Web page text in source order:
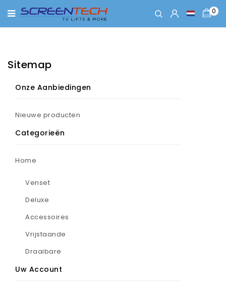
0
Sitemap
Onze Aanbiedingen
Nieuwe producten
Categorieën
Home
Venset
Deluxe
Accessoires
Vrijstaande
Draaibare
Uw Account